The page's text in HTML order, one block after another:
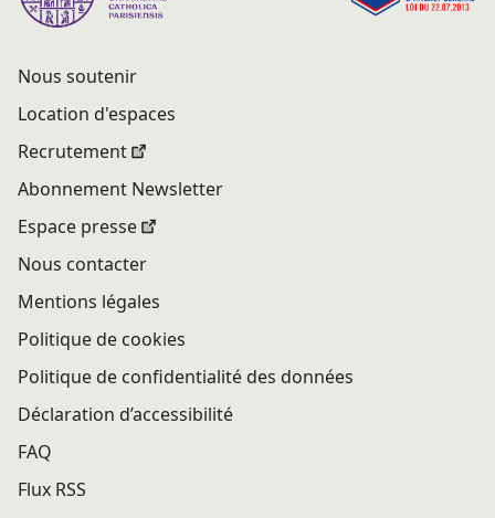
Nous soutenir
Location d'espaces
Recrutement
Abonnement Newsletter
Espace presse
Nous contacter
Mentions légales
Politique de cookies
Politique de confidentialité des données
Déclaration d’accessibilité
FAQ
Flux RSS